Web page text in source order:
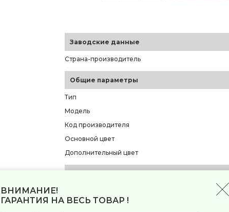
Заводские данные
Страна-производитель
Общие параметры
Тип
Модель
Код производителя
Основной цвет
Дополнительный цвет
Производительность
ВНИМАНИЕ!
ГАРАНТИЯ НА ВЕСЬ ТОВАР !